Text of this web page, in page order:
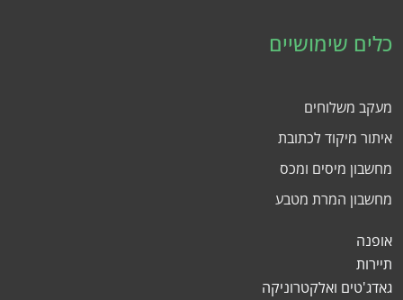
כלים שימושיים
מעקב משלוחים
איתור מיקוד לכתובת
מחשבון מיסים ומכס
מחשבון המרת מטבע
אופנה
תיירות
גאדג'טים ואלקטרוניקה